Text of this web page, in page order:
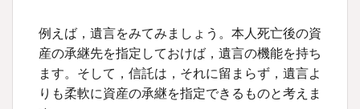
例えば，遺言をみてみましょう。本人死亡後の資
産の承継先を指定しておけば，遺言の機能を持ち
ます。そして，信託は，それに留まらず，遺言よ
りも柔軟に資産の承継を指定できるものと考えま